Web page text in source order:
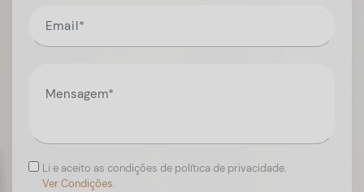
Li e aceito as condições de política de privacidade.
Ver Condições.